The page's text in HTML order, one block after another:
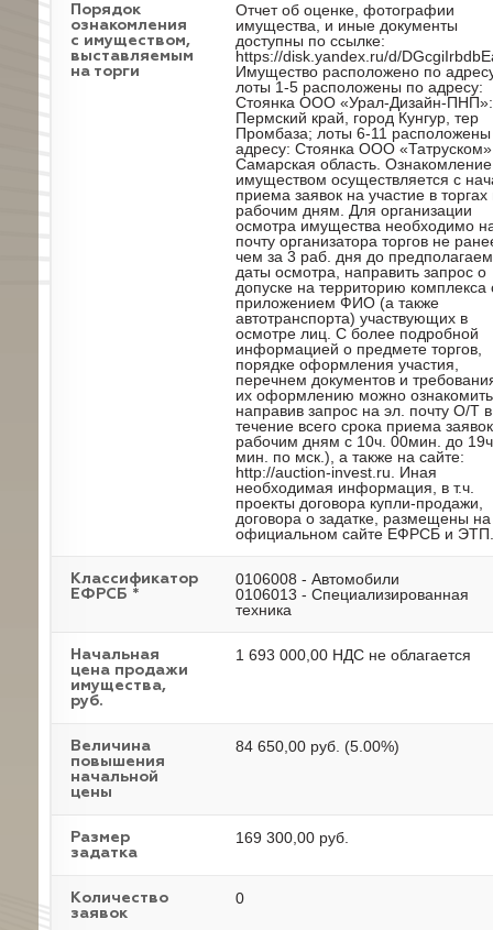
Порядок
ознакомления
с имуществом,
выставляемым
на торги
Отчет об оценке, фотографии
имущества, и иные документы
доступны по ссылке:
https://disk.yandex.ru/d/
Имущество расположено по
лоты 1-5 расположены по адресу:
Стоянка ООО «Урал-Дизайн-ПНП»:
Пермский край, город Кунгур, тер
Промбаза; лоты 6-11
адресу: Стоянка ООО
Самарская область.
имуществом осуществляется с
приема заявок на участие в торгах
рабочим дням. Для организации
осмотра имущества необходимо
почту организатора торгов не
чем за 3 раб. дня до
даты осмотра, направить запрос о
допуске на территорию комплекса
приложением ФИО (а также
автотранспорта) участвующих в
осмотре лиц. С более подробной
информацией о предмете торгов,
порядке оформления участия,
перечнем документов и
их оформлению можно
направив запрос на эл. почту О/Т в
течение всего срока приема
рабочим дням с 10ч. 00мин. до
мин. по мск.), а также на сайте:
http://auction-invest.ru. Иная
необходимая информация, в т.ч.
проекты договора купли-продажи,
договора о задатке, размещены на
официальном сайте ЕФРСБ и ЭТП.
Классификатор
ЕФРСБ *
0106008 - Автомобили
0106013 - Специализированная
техника
Начальная
цена продажи
имущества,
руб.
1 693 000,00 НДС не облагается
Величина
повышения
начальной
цены
84 650,00 руб. (5.00%)
Размер
задатка
169 300,00 руб.
Количество
заявок
0